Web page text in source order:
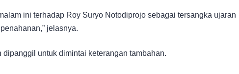
ini terhadap Roy Suryo Notodiprojo sebagai tersangka ujaran
jelasnya.
untuk dimintai keterangan tambahan.